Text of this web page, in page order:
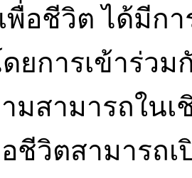
อชีวิต ได้มีกา
ยการเข้าร่ว
มสามารถใน
อชีวิตสามารถ